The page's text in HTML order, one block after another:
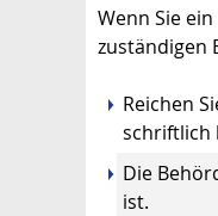
Wenn Sie
zuständigen
Reichen
schriftlich
Die
ist.